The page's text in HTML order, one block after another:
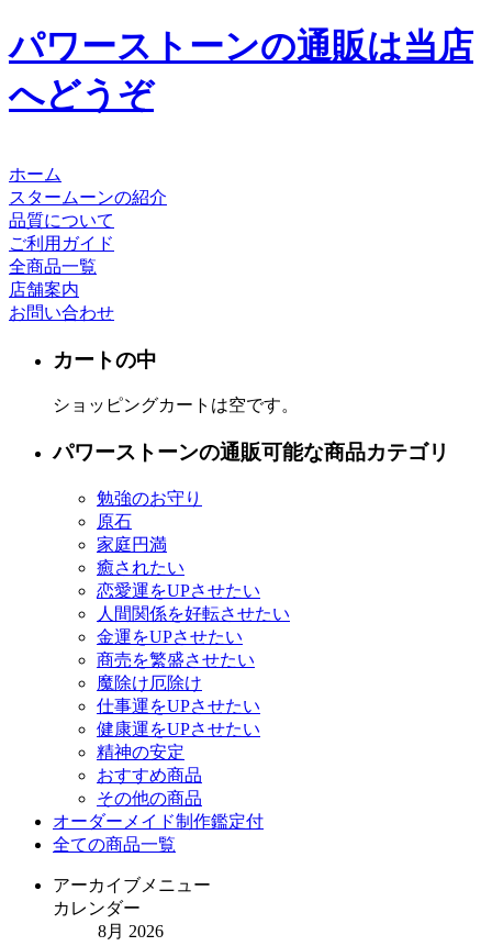
パワーストーンの通販は当店
へどうぞ
ホーム
スタームーンの紹介
品質について
ご利用ガイド
全商品一覧
店舗案内
お問い合わせ
カートの中
ショッピングカートは空です。
パワーストーンの通販可能な商品カテゴリ
勉強のお守り
原石
家庭円満
癒されたい
恋愛運をUPさせたい
人間関係を好転させたい
金運をUPさせたい
商売を繁盛させたい
魔除け厄除け
仕事運をUPさせたい
健康運をUPさせたい
精神の安定
おすすめ商品
その他の商品
オーダーメイド制作鑑定付
全ての商品一覧
アーカイブメニュー
カレンダー
8月 2026